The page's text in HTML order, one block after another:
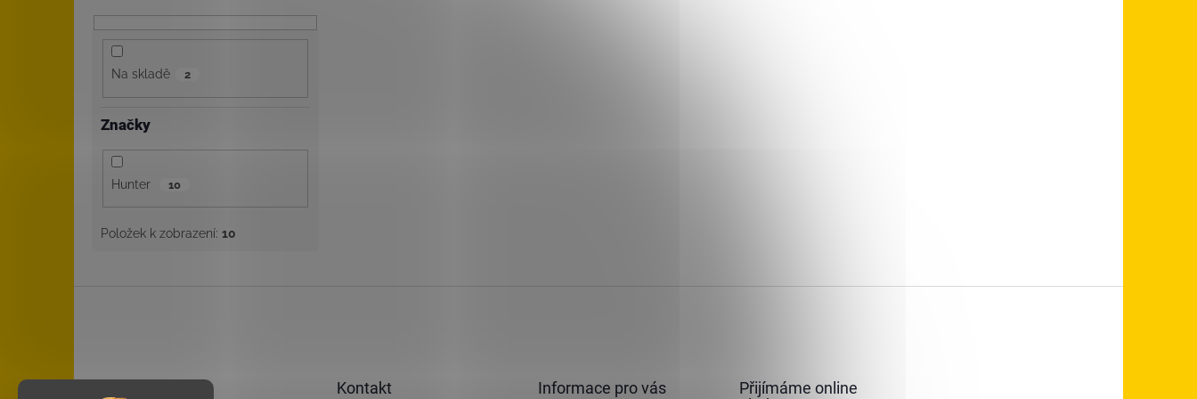
Na skladě 2
Značky
Hunter 10
Položek k zobrazení: 10
Kontakt Informace pro vás
Přijímáme online